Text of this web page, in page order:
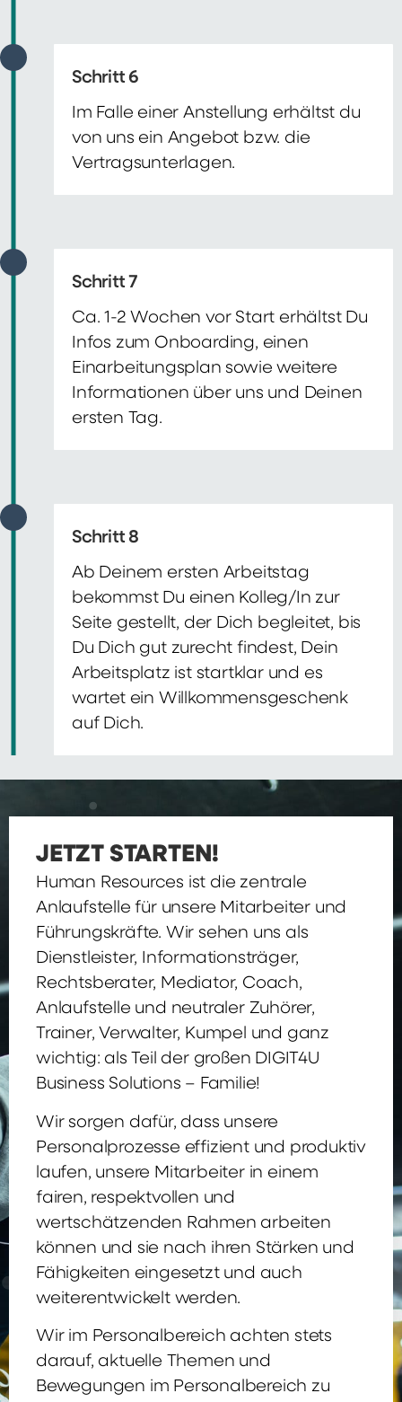
Schritt 6
Im Falle einer Anstellung erhältst du
von uns ein Angebot bzw. die
Vertragsunterlagen.
Schritt 7
Ca. 1-2 Wochen vor Start erhältst Du
Infos zum Onboarding, einen
Einarbeitungsplan sowie weitere
Informationen über uns und Deinen
ersten Tag.
Schritt 8
Ab Deinem ersten Arbeitstag
bekommst Du einen Kolleg/In zur
Seite gestellt, der Dich begleitet, bis
Du Dich gut zurecht findest, Dein
Arbeitsplatz ist startklar und es
wartet ein Willkommensgeschenk
auf Dich.
JETZT STARTEN!
Human Resources ist die zentrale
Anlaufstelle für unsere Mitarbeiter und
Führungskräfte. Wir sehen uns als
Dienstleister, Informationsträger,
Rechtsberater, Mediator, Coach,
Anlaufstelle und neutraler Zuhörer,
Trainer, Verwalter, Kumpel und ganz
wichtig: als Teil der großen DIGIT4U
Business Solutions – Familie!
Wir sorgen dafür, dass unsere
Personalprozesse effizient und produktiv
laufen, unsere Mitarbeiter in einem
fairen, respektvollen und
wertschätzenden Rahmen arbeiten
können und sie nach ihren Stärken und
Fähigkeiten eingesetzt und auch
weiterentwickelt werden.
Wir im Personalbereich achten stets
darauf, aktuelle Themen und
Bewegungen im Personalbereich zu